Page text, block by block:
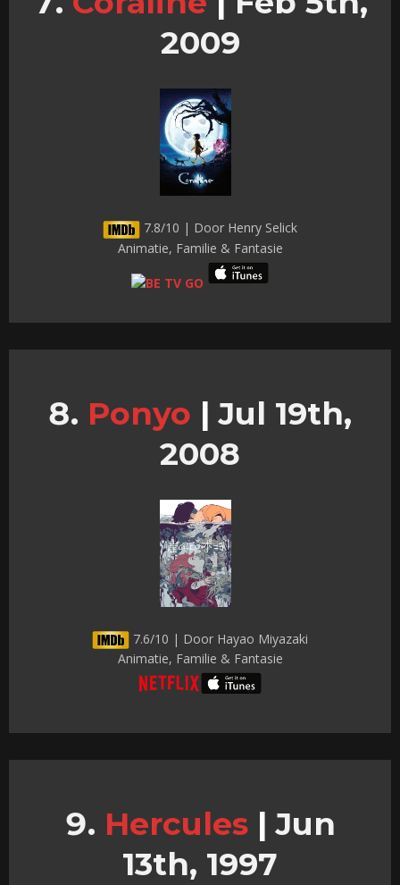
2009
7.8/10 | Door Henry Selick
Animatie, Familie & Fantasie
Ponyo | Jul 19th,
2008
7.6/10 | Door Hayao Miyazaki
Animatie, Familie & Fantasie
Hercules | Jun
13th, 1997